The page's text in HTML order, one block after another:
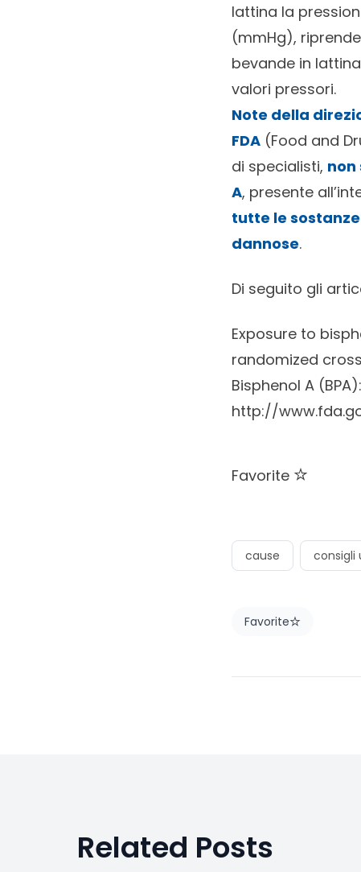
lattina la
(mmHg),
bevande in
valori pressori.
Note della
FDA (Food and
di specialisti, non
A, presente
tutte le
dannose.
Di seguito gli
Exposure to
randomized
Bisphenol A
http://
Favorite
cause consigli
Favorite
Related Posts